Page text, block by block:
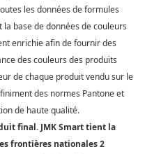
les données de formules
base de données de couleurs
enrichie afin de fournir des
des couleurs des produits
de chaque produit vendu sur le
des normes Pantone et
de haute qualité.